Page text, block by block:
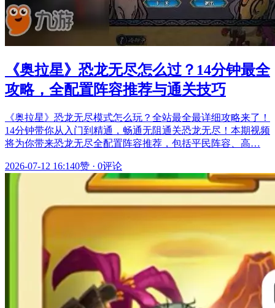
《奥拉星》恐龙无尽怎么过？14分钟最全
攻略，全配置阵容推荐与通关技巧
《奥拉星》恐龙无尽模式怎么玩？全站最全最详细攻略来了！
14分钟带你从入门到精通，畅通无阻通关恐龙无尽！本期视频
将为你带来恐龙无尽全配置阵容推荐，包括平民阵容、高…
2026-07-12 16:140赞 · 0评论